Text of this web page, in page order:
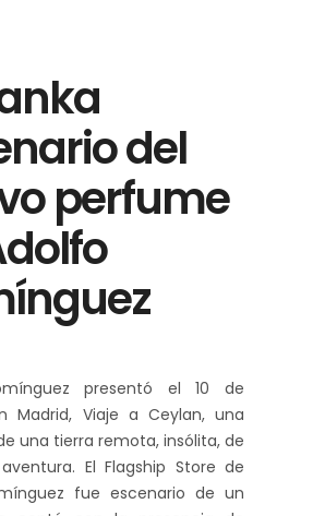
del
perfume
presentó el 10 de
Madrid, Viaje a Ceylan, una
una tierra remota, insólita, de
El Flagship Store de
fue escenario de un